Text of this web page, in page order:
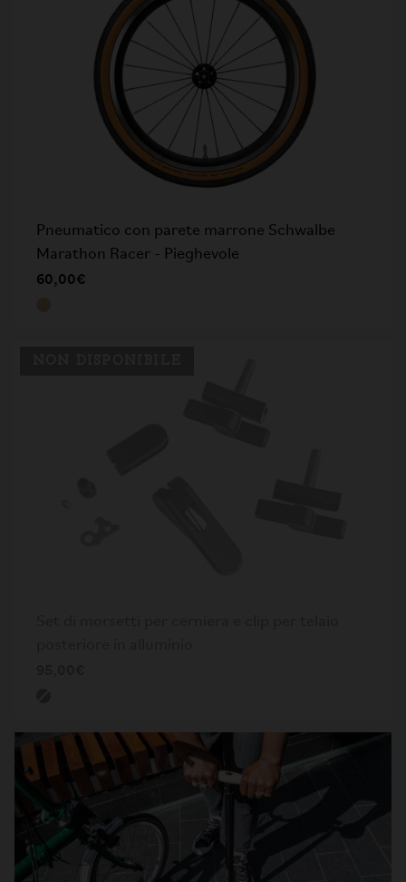
Pneumatico con parete marrone Schwalbe
Marathon Racer - Pieghevole
60,00€